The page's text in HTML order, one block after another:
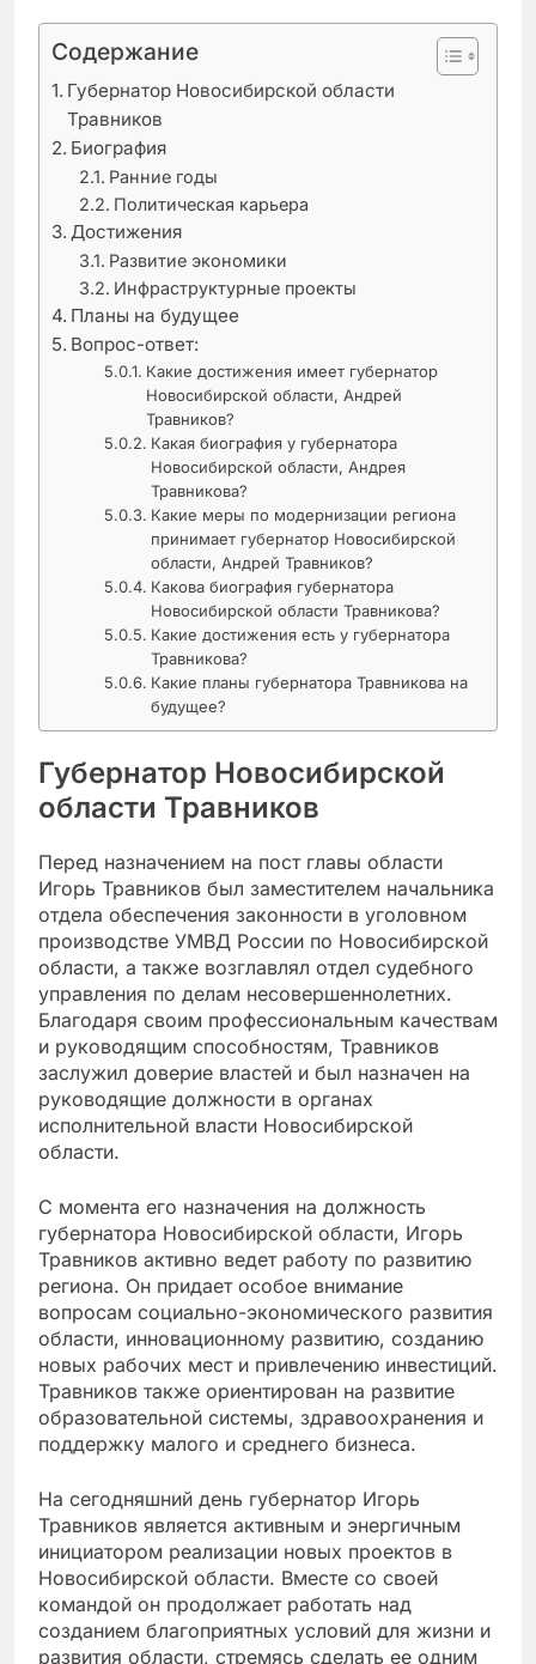
Содержание
Губернатор Новосибирской области
Травников
Биография
Ранние годы
Политическая карьера
Достижения
Развитие экономики
Инфраструктурные проекты
Планы на будущее
Вопрос-ответ:
Какие достижения имеет губернатор
Новосибирской области, Андрей
Травников?
Какая биография у губернатора
Новосибирской области, Андрея
Травникова?
Какие меры по модернизации региона
принимает губернатор Новосибирской
области, Андрей Травников?
Какова биография губернатора
Новосибирской области Травникова?
Какие достижения есть у губернатора
Травникова?
Какие планы губернатора Травникова на
будущее?
Губернатор Новосибирской
области Травников
Перед назначением на пост главы области
Игорь Травников был заместителем начальника
отдела обеспечения законности в уголовном
производстве УМВД России по Новосибирской
области, а также возглавлял отдел судебного
управления по делам несовершеннолетних.
Благодаря своим профессиональным качествам
и руководящим способностям, Травников
заслужил доверие властей и был назначен на
руководящие должности в органах
исполнительной власти Новосибирской
области.
С момента его назначения на должность
губернатора Новосибирской области, Игорь
Травников активно ведет работу по развитию
региона. Он придает особое внимание
вопросам социально-экономического развития
области, инновационному развитию, созданию
новых рабочих мест и привлечению инвестиций.
Травников также ориентирован на развитие
образовательной системы, здравоохранения и
поддержку малого и среднего бизнеса.
На сегодняшний день губернатор Игорь
Травников является активным и энергичным
инициатором реализации новых проектов в
Новосибирской области. Вместе со своей
командой он продолжает работать над
созданием благоприятных условий для жизни и
развития области, стремясь сделать ее одним